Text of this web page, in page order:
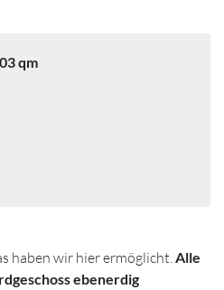
qm
haben wir hier ermöglicht.Alle
ebenerdig